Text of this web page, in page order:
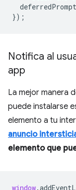
deferredPrompt
});
Notifica al
app
La mejor manera
puede instalarse
elemento a tu
anuncio
elemento que
window.